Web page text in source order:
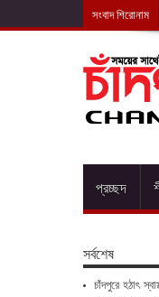
সংবাদ শিরোনাম
প্রচ্ছদ
সর্বশেষ
চাঁদপুরে হঠাৎ